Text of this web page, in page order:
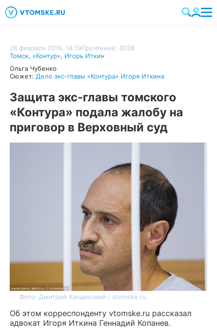
26 февраля 2016, 14:19Прочтений: 3038
Томск, «Контур», Игорь Иткин
Ольга Чубенко
Сюжет: Дело экс-главы «Контура» Игоря Иткина
Защита экс-главы томского
«Контура» подала жалобу на
приговор в Верховный суд
Фото: Дмитрий Кандинский / vtomske.ru
Об этом корреспонденту vtomske.ru рассказал
адвокат Игоря Иткина Геннадий Копанев.